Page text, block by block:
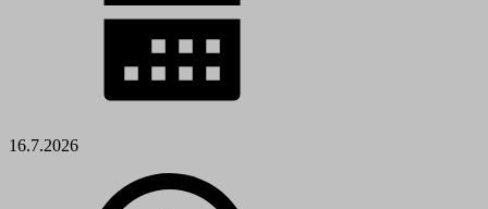
16.7.2026